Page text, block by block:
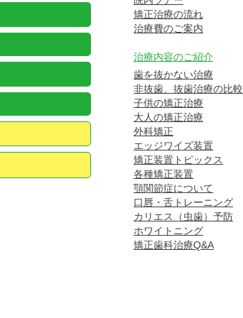
矯正治療の流れ
治療費のご案内
治療内容のご紹介
歯を抜かない治療
非抜歯、抜歯治療の比較
子供の矯正治療
大人の矯正治療
外科矯正
エッジワイズ装置
矯正装置トピックス
各種矯正装置
顎関節症について
口唇・舌トレーニング
カリエス（虫歯）予防
ホワイトニング
矯正歯科治療Q&A